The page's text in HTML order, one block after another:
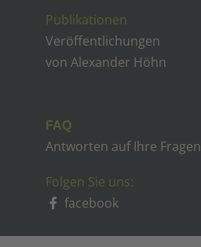
Publikationen
Veröffentlichungen
von Alexander Höhn
FAQ
Antworten auf Ihre Fragen
Folgen Sie uns:
facebook